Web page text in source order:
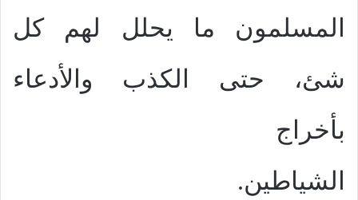
المسلمون ما يحلل لهم كل
شئ، حتى الكذب والأدعاء
بأخراج
الشياطين.